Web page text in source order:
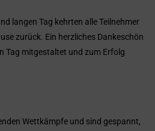
langen Tag kehrten alle Teilnehmer
zurück. Ein herzliches Dankeschön
Tag mitgestaltet und zum Erfolg
Wettkämpfe und sind gespannt,